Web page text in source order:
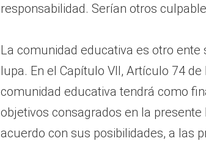
responsabilidad. Serían otros
La comunidad educativa es otro
lupa. En el Capítulo VII, Artículo 74
comunidad educativa tendrá como
objetivos consagrados en la
acuerdo con sus posibilidades, a las